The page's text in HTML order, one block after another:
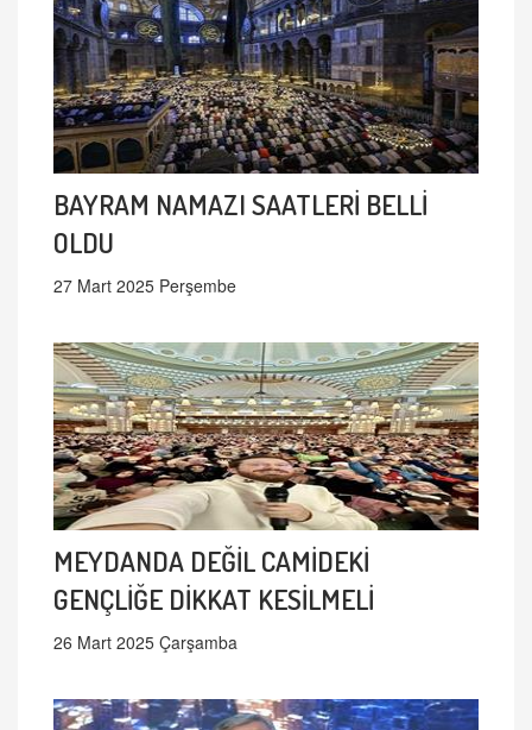
BAYRAM NAMAZI SAATLERİ BELLİ
OLDU
27 Mart 2025 Perşembe
MEYDANDA DEĞİL CAMİDEKİ
GENÇLİĞE DİKKAT KESİLMELİ
26 Mart 2025 Çarşamba